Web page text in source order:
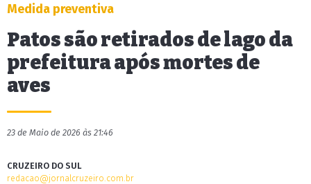
Medida preventiva
Patos são retirados de lago da
prefeitura após mortes de
aves
23 de Maio de 2026 às 21:46
CRUZEIRO DO SUL
redacao@jornalcruzeiro.com.br